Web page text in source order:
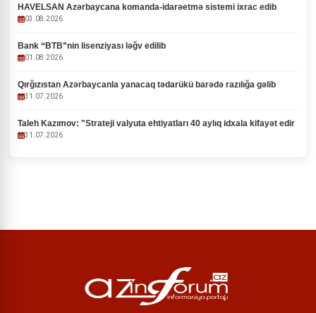
HAVELSAN Azərbaycana komanda-idarəetmə sistemi ixrac edib
03.08.2026
Bank “BTB”nin lisenziyası ləğv edilib
01.08.2026
Qırğızıstan Azərbaycanla yanacaq tədarükü barədə razılığa gəlib
31.07.2026
Taleh Kazımov: "Strateji valyuta ehtiyatları 40 aylıq idxala kifayət edir
31.07.2026